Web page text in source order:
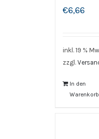
€6,66
inkl. 19 %
zzgl.
In den
Warenkorb